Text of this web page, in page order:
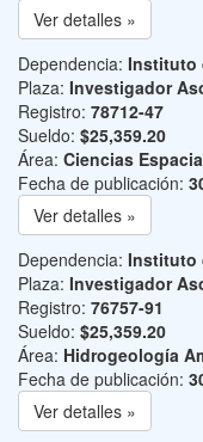
Ver detalles »
Dependencia: Instituto
Plaza: Investigador
Registro: 78712-47
Sueldo: $25,359.20
Área: Ciencias
Fecha de publicación:
Ver detalles »
Dependencia: Instituto
Plaza: Investigador
Registro: 76757-91
Sueldo: $25,359.20
Área: Hidrogeología
Fecha de publicación:
Ver detalles »